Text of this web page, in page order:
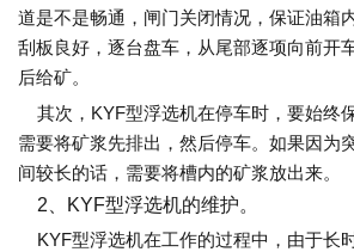
道是不是畅通，闸门关闭情况，保证油箱
刮板良好，逐台盘车，从尾部逐项向前开
后给矿。
其次，KYF型浮选机在停车时，要始终
需要将矿浆先排出，然后停车。如果因为
间较长的话，需要将槽内的矿浆放出来。
2、KYF型浮选机的维护。
KYF型浮选机在工作的过程中，由于长